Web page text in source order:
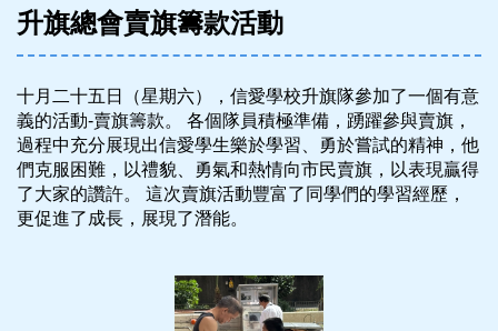
升旗總會賣旗籌款活動
十月二十五日（星期六），信愛學校升旗隊參加了一個有意
義的活動-賣旗籌款。 各個隊員積極準備，踴躍參與賣旗，
過程中充分展現出信愛學生樂於學習、勇於嘗試的精神，他
們克服困難，以禮貌、勇氣和熱情向市民賣旗，以表現贏得
了大家的讚許。 這次賣旗活動豐富了同學們的學習經歷，
更促進了成長，展現了潛能。